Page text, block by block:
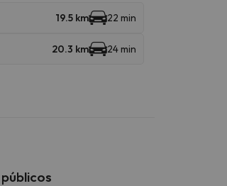
19.5 km 22 min
20.3 km 24 min